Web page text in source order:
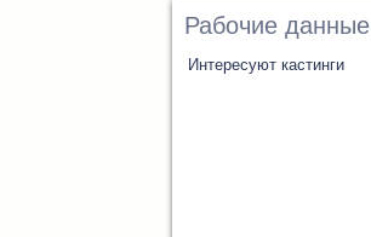
Рабочие данные
Интересуют кастинги